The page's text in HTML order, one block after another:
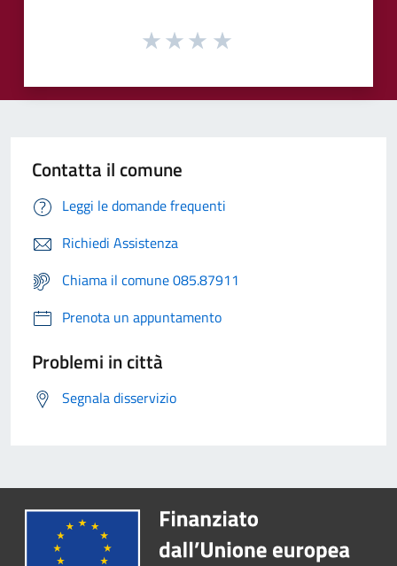
Contatta il comune
Leggi le domande frequenti
Richiedi Assistenza
Chiama il comune 085.87911
Prenota un appuntamento
Problemi in città
Segnala disservizio